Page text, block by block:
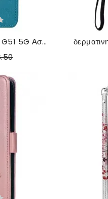
δερματινη θηκη Moto G51 5G Ασιατικές Πεταλούδες Και Λουλούδια